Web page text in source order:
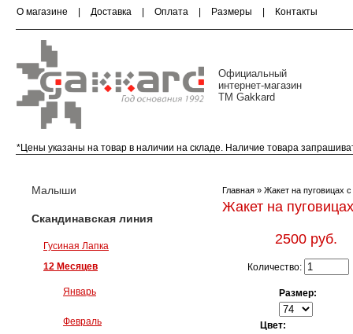
О магазине Доставка Оплата Размеры Контакты
Официальный
интернет-магазин
ТМ Gakkard
*Цены указаны на товар в наличии на складе. Наличие товара
Малыши
Скандинавская линия
Гусиная Лапка
12 Месяцев
Январь
Февраль
Главная » Жакет на пуговицах
Жакет на
2500 руб.
Количество:
Размер:
Цвет: